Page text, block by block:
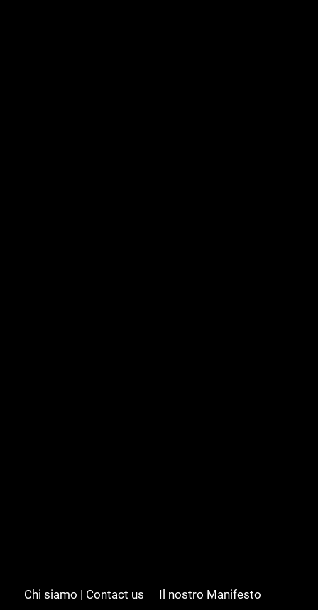
Chi siamo | Contact us Il nostro Manifesto